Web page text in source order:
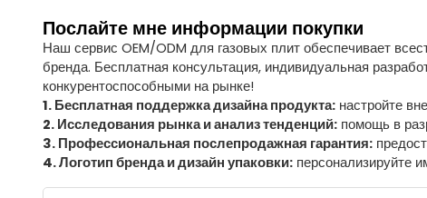
Послайте мне информации покупки
Наш сервис OEM/ODM для газовых плит обеспечивает
бренда. Бесплатная консультация, индивидуальная
конкурентоспособными на рынке!
1. Бесплатная поддержка дизайна продукта:настройте
2. Исследования рынка и анализ тенденций:помощь в
3. Профессиональная послепродажная гарантия:
4. Логотип бренда и дизайн упаковки:персонализируйте